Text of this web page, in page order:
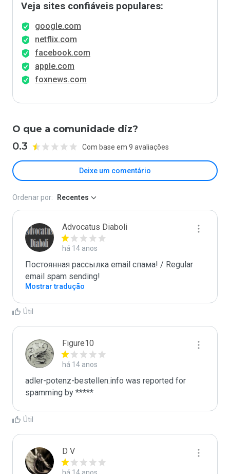
Veja sites confiáveis populares:
google.com
netflix.com
facebook.com
apple.com
foxnews.com
O que a comunidade diz?
0.3 Com base em 9 avaliações
Deixe um comentário
Ordenar por: Recentes
Advocatus Diaboli
há 14 anos
Постоянная рассылка email спама! / Regular
email spam sending!
Mostrar tradução
Útil
Figure10
há 14 anos
adler-potenz-bestellen.info was reported for
spamming by *****
Útil
D V